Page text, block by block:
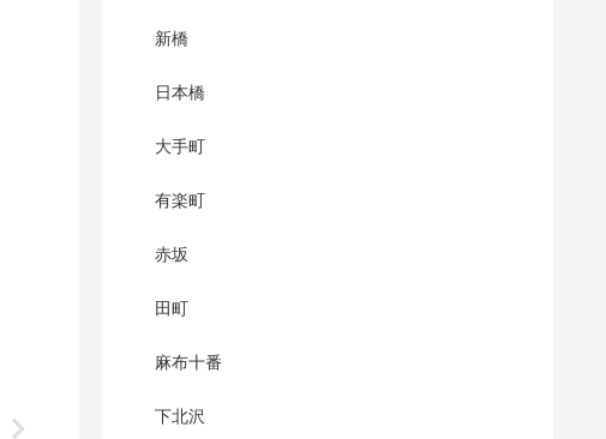
新橋
日本橋
大手町
有楽町
赤坂
田町
麻布十番
下北沢